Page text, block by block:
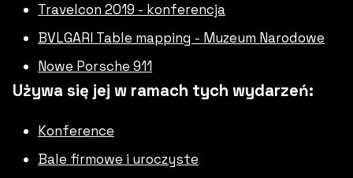
Travelcon 2019 - konferencja
BVLGARI Table mapping - Muzeum Narodowe
Nowe Porsche 911
Używa się jej w ramach tych wydarzeń:
Konference
Bale firmowe i uroczyste